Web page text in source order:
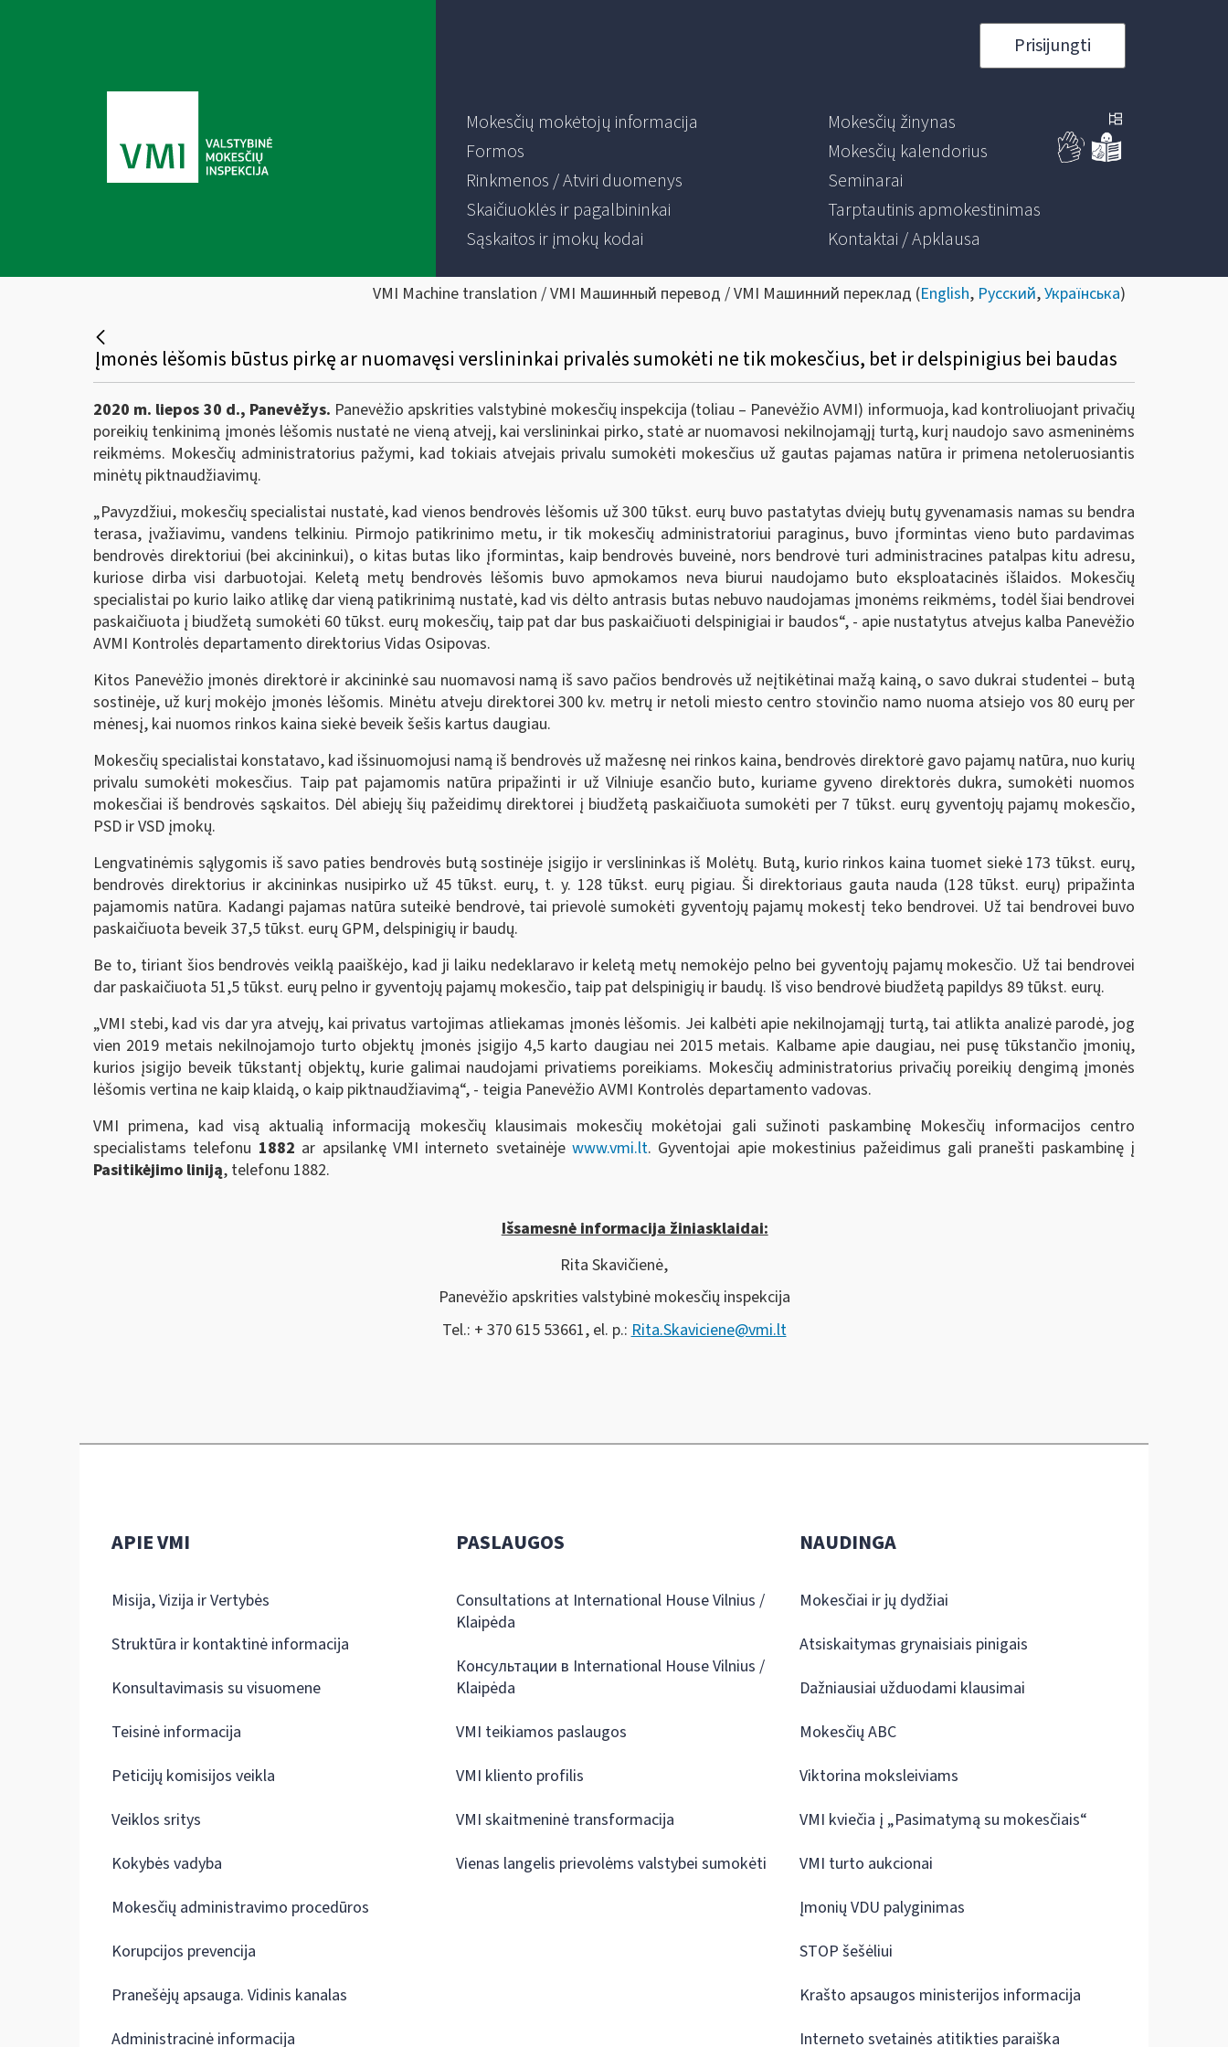
Prisijungti
Mokesčių mokėtojų informacija
Formos
Rinkmenos / Atviri duomenys
Skaičiuoklės ir pagalbininkai
Sąskaitos ir įmokų kodai
Mokesčių žinynas
Mokesčių kalendorius
Seminarai
Tarptautinis apmokestinimas
Kontaktai / Apklausa
VMI Machine translation / VMI Машинный перевод / VMI Машинний переклад (English, Русский,Українська)
Įmonės lėšomis būstus pirkę ar nuomavęsi verslininkai privalės sumokėti ne tik mokesčius, bet ir delspinigius bei baudas
2020 m. liepos 30 d., Panevėžys. Panevėžio apskrities valstybinė mokesčių inspekcija (toliau – Panevėžio AVMI) informuoja, kad kontroliuojant privačių
poreikių tenkinimą įmonės lėšomis nustatė ne vieną atvejį, kai verslininkai pirko, statė ar nuomavosi nekilnojamąjį turtą, kurį naudojo savo asmeninėms
reikmėms. Mokesčių administratorius pažymi, kad tokiais atvejais privalu sumokėti mokesčius už gautas pajamas natūra ir primena netoleruosiantis
minėtų piktnaudžiavimų.
„Pavyzdžiui, mokesčių specialistai nustatė, kad vienos bendrovės lėšomis už 300 tūkst. eurų buvo pastatytas dviejų butų gyvenamasis namas su bendra
terasa, įvažiavimu, vandens telkiniu. Pirmojo patikrinimo metu, ir tik mokesčių administratoriui paraginus, buvo įformintas vieno buto pardavimas
bendrovės direktoriui (bei akcininkui), o kitas butas liko įformintas, kaip bendrovės buveinė, nors bendrovė turi administracines patalpas kitu adresu,
kuriose dirba visi darbuotojai. Keletą metų bendrovės lėšomis buvo apmokamos neva biurui naudojamo buto eksploatacinės išlaidos. Mokesčių
specialistai po kurio laiko atlikę dar vieną patikrinimą nustatė, kad vis dėlto antrasis butas nebuvo naudojamas įmonėms reikmėms, todėl šiai bendrovei
paskaičiuota į biudžetą sumokėti 60 tūkst. eurų mokesčių, taip pat dar bus paskaičiuoti delspinigiai ir baudos“, - apie nustatytus atvejus kalba Panevėžio
AVMI Kontrolės departamento direktorius Vidas Osipovas.
Kitos Panevėžio įmonės direktorė ir akcininkė sau nuomavosi namą iš savo pačios bendrovės už neįtikėtinai mažą kainą, o savo dukrai studentei – butą
sostinėje, už kurį mokėjo įmonės lėšomis. Minėtu atveju direktorei 300 kv. metrų ir netoli miesto centro stovinčio namo nuoma atsiejo vos 80 eurų per
mėnesį, kai nuomos rinkos kaina siekė beveik šešis kartus daugiau.
Mokesčių specialistai konstatavo, kad išsinuomojusi namą iš bendrovės už mažesnę nei rinkos kaina, bendrovės direktorė gavo pajamų natūra, nuo kurių
privalu sumokėti mokesčius. Taip pat pajamomis natūra pripažinti ir už Vilniuje esančio buto, kuriame gyveno direktorės dukra, sumokėti nuomos
mokesčiai iš bendrovės sąskaitos. Dėl abiejų šių pažeidimų direktorei į biudžetą paskaičiuota sumokėti per 7 tūkst. eurų gyventojų pajamų mokesčio,
PSD ir VSD įmokų.
Lengvatinėmis sąlygomis iš savo paties bendrovės butą sostinėje įsigijo ir verslininkas iš Molėtų. Butą, kurio rinkos kaina tuomet siekė 173 tūkst. eurų,
bendrovės direktorius ir akcininkas nusipirko už 45 tūkst. eurų, t. y. 128 tūkst. eurų pigiau. Ši direktoriaus gauta nauda (128 tūkst. eurų) pripažinta
pajamomis natūra. Kadangi pajamas natūra suteikė bendrovė, tai prievolė sumokėti gyventojų pajamų mokestį teko bendrovei. Už tai bendrovei buvo
paskaičiuota beveik 37,5 tūkst. eurų GPM, delspinigių ir baudų.
Be to, tiriant šios bendrovės veiklą paaiškėjo, kad ji laiku nedeklaravo ir keletą metų nemokėjo pelno bei gyventojų pajamų mokesčio. Už tai bendrovei
dar paskaičiuota 51,5 tūkst. eurų pelno ir gyventojų pajamų mokesčio, taip pat delspinigių ir baudų. Iš viso bendrovė biudžetą papildys 89 tūkst. eurų.
„VMI stebi, kad vis dar yra atvejų, kai privatus vartojimas atliekamas įmonės lėšomis. Jei kalbėti apie nekilnojamąjį turtą, tai atlikta analizė parodė, jog
vien 2019 metais nekilnojamojo turto objektų įmonės įsigijo 4,5 karto daugiau nei 2015 metais. Kalbame apie daugiau, nei pusę tūkstančio įmonių,
kurios įsigijo beveik tūkstantį objektų, kurie galimai naudojami privatiems poreikiams. Mokesčių administratorius privačių poreikių dengimą įmonės
lėšomis vertina ne kaip klaidą, o kaip piktnaudžiavimą“, - teigia Panevėžio AVMI Kontrolės departamento vadovas.
VMI primena, kad visą aktualią informaciją mokesčių klausimais mokesčių mokėtojai gali sužinoti paskambinę Mokesčių informacijos centro
specialistams telefonu 1882 ar apsilankę VMI interneto svetainėje www.vmi.lt. Gyventojai apie mokestinius pažeidimus gali pranešti paskambinę į
Pasitikėjimo liniją, telefonu 1882.
Išsamesnė informacija žiniasklaidai:
Rita Skavičienė,
Panevėžio apskrities valstybinė mokesčių inspekcija
Tel.: + 370 615 53661, el. p.: Rita.Skaviciene@vmi.lt
APIE VMI
Misija, Vizija ir Vertybės
Struktūra ir kontaktinė informacija
Konsultavimasis su visuomene
Teisinė informacija
Peticijų komisijos veikla
Veiklos sritys
Kokybės vadyba
Mokesčių administravimo procedūros
Korupcijos prevencija
Pranešėjų apsauga. Vidinis kanalas
Administracinė informacija
PASLAUGOS
Consultations at International House Vilnius /
Klaipėda
Консультации в International House Vilnius /
Klaipėda
VMI teikiamos paslaugos
VMI kliento profilis
VMI skaitmeninė transformacija
Vienas langelis prievolėms valstybei sumokėti
NAUDINGA
Mokesčiai ir jų dydžiai
Atsiskaitymas grynaisiais pinigais
Dažniausiai užduodami klausimai
Mokesčių ABC
Viktorina moksleiviams
VMI kviečia į „Pasimatymą su mokesčiais“
VMI turto aukcionai
Įmonių VDU palyginimas
STOP šešėliui
Krašto apsaugos ministerijos informacija
Interneto svetainės atitikties paraiška